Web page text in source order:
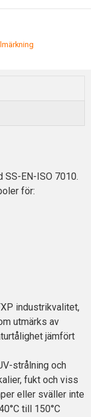
SS-EN-ISO 7010.
för:
industrikvalitet,
utmärks av
jämfört
strålning och
fukt och viss
eller sväller inte
till 150°C